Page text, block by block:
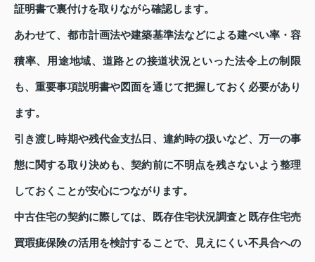
証明書で裏付けを取りながら確認します。
あわせて、都市計画法や建築基準法などによる建ぺい率・容
積率、用途地域、道路との接道状況といった法令上の制限
も、重要事項説明書や図面を通じて把握しておく必要があり
ます。
引き渡し時期や残代金支払日、違約時の扱いなど、万一の事
態に関する取り決めも、契約前に不明点を残さないよう整理
しておくことが安心につながります。
中古住宅の契約に際しては、既存住宅状況調査と既存住宅売
買瑕疵保険の活用を検討することで、見えにくい不具合への